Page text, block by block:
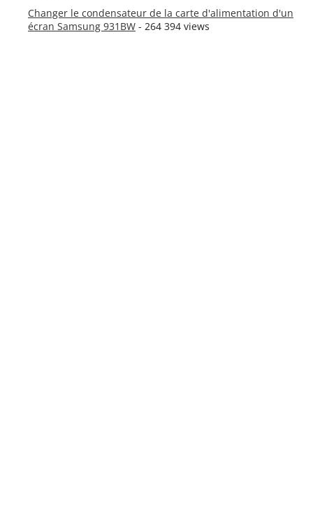
Changer le condensateur de la carte d'alimentation d'un
écran Samsung 931BW - 264 394 views